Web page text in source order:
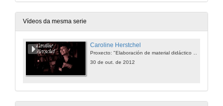
Vídeos da mesma serie
Caroline Herstchel
30 de out. de 2012